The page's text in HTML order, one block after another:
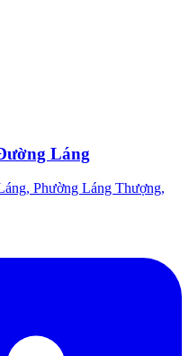
Láng
Phường Láng Thượng,